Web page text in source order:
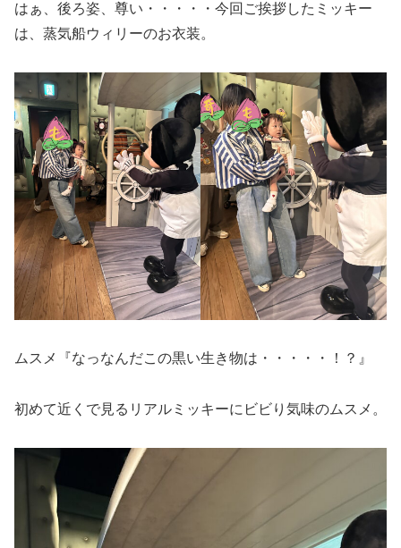
はぁ、後ろ姿、尊い・・・・・今回ご挨拶したミッキー
は、蒸気船ウィリーのお衣装。
ムスメ『なっなんだこの黒い生き物は・・・・・！？』
初めて近くで見るリアルミッキーにビビり気味のムスメ。